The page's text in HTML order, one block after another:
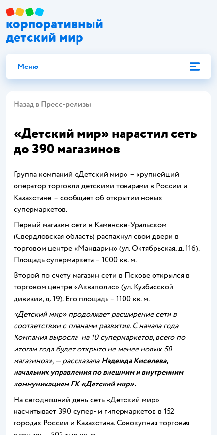
корпоративный
детский мир
Меню
Назад в Пресс-релизы
«Детский мир» нарастил сеть
до 390 магазинов
Группа компаний «Детский мир» – крупнейший
оператор торговли детскими товарами в России и
Казахстане – сообщает об открытии новых
супермаркетов.
Первый магазин сети в Каменске-Уральском
(Свердловская область) распахнул свои двери в
торговом центре «Мандарин» (ул. Октябрьская, д. 116).
Площадь супермаркета – 1000 кв. м.
Второй по счету магазин сети в Пскове открылся в
торговом центре «Акваполис» (ул. Кузбасской
дивизии, д. 19). Его площадь – 1100 кв. м.
«Детский мир» продолжает расширение сети в
соответствии с планами развития. С начала года
Компания выросла на 10 супермаркетов, всего по
итогам года будет открыто не менее новых 50
магазинов», — рассказала Надежда Киселева,
начальник управления по внешним и внутренним
коммуникациям ГК «Детский мир».
На сегодняшний день сеть «Детский мир»
насчитывает 390 супер- и гипермаркетов в 152
городах России и Казахстана. Совокупная торговая